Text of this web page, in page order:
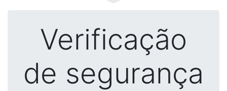
Verificação
de segurança